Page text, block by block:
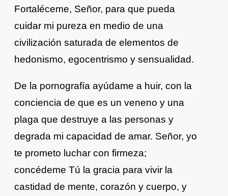
Fortaléceme, Señor, para que pueda
cuidar mi pureza en medio de una
civilización saturada de elementos de
hedonismo, egocentrismo y sensualidad.
De la pornografía ayúdame a huir, con la
conciencia de que es un veneno y una
plaga que destruye a las personas y
degrada mi capacidad de amar. Señor, yo
te prometo luchar con firmeza;
concédeme Tú la gracia para vivir la
castidad de mente, corazón y cuerpo, y